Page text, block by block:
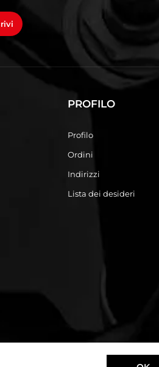
PROFILO
Profilo
Ordini
Indirizzi
Lista dei desideri